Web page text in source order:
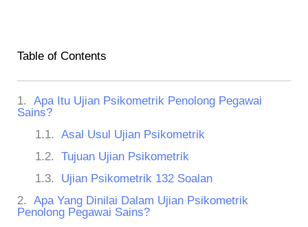
Table of Contents
Apa Itu Ujian Psikometrik Penolong Pegawai
Sains?
Asal Usul Ujian Psikometrik
Tujuan Ujian Psikometrik
Ujian Psikometrik 132 Soalan
Apa Yang Dinilai Dalam Ujian Psikometrik
Penolong Pegawai Sains?